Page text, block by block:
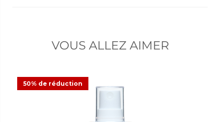
VOUS ALLEZ AIMER
50% de réduction